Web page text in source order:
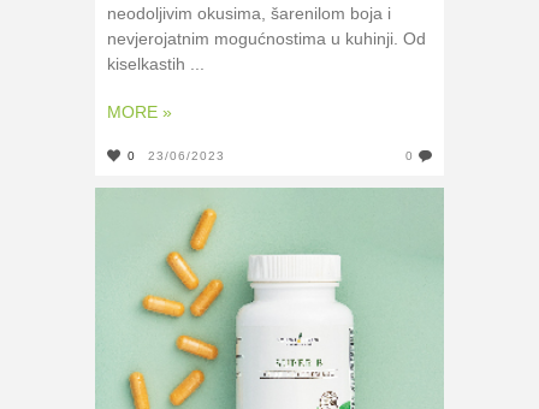
neodoljivim okusima, šarenilom boja i
nevjerojatnim mogućnostima u kuhinji. Od
kiselkastih ...
MORE »
0 23/06/2023 0